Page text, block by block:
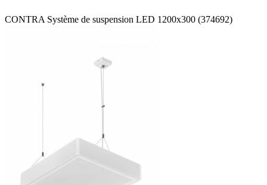
CONTRA Système de suspension LED 1200x300 (374692)